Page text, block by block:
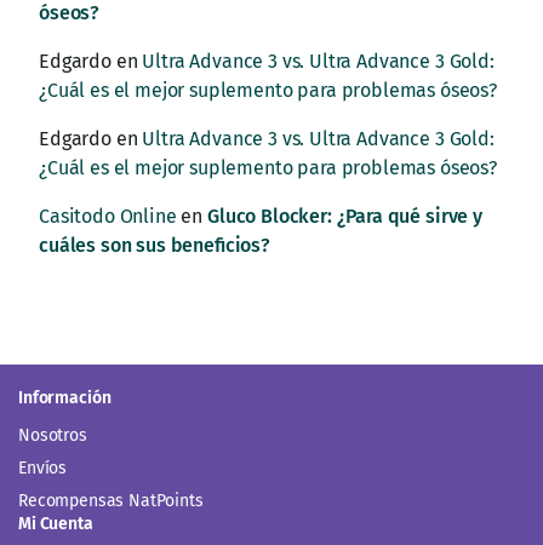
óseos?
Edgardoen Ultra Advance 3 vs. Ultra Advance 3 Gold:
¿Cuál es el mejor suplemento para problemas óseos?
Edgardoen Ultra Advance 3 vs. Ultra Advance 3 Gold:
¿Cuál es el mejor suplemento para problemas óseos?
Casitodo Online en Gluco Blocker: ¿Para qué sirve y
cuáles son sus beneficios?
Información
Nosotros
Envíos
Recompensas NatPoints
Mi Cuenta